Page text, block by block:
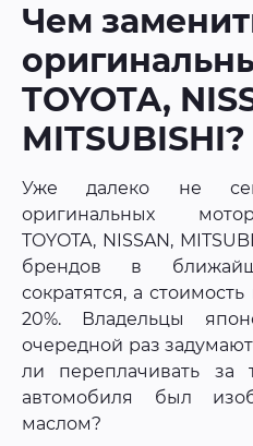
Чем
TOYOTA,
MITSUBISHI?
Уже далеко не
оригинальных
TOYOTA, NISSAN,
брендов в
сократятся, а
20%. Владельцы
очередной раз
ли переплачивать за
автомобиля был
маслом?